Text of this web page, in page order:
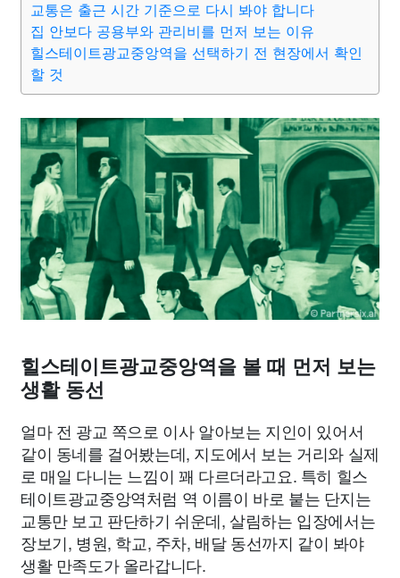
교통은 출근 시간 기준으로 다시 봐야 합니다
집 안보다 공용부와 관리비를 먼저 보는 이유
힐스테이트광교중앙역을 선택하기 전 현장에서 확인
할 것
힐스테이트광교중앙역을 볼 때 먼저 보는
생활 동선
얼마 전 광교 쪽으로 이사 알아보는 지인이 있어서
같이 동네를 걸어봤는데, 지도에서 보는 거리와 실제
로 매일 다니는 느낌이 꽤 다르더라고요. 특히 힐스
테이트광교중앙역처럼 역 이름이 바로 붙는 단지는
교통만 보고 판단하기 쉬운데, 살림하는 입장에서는
장보기, 병원, 학교, 주차, 배달 동선까지 같이 봐야
생활 만족도가 올라갑니다.